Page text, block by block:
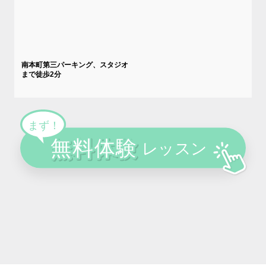
南本町第三パーキング、スタジオ
まで徒歩2分